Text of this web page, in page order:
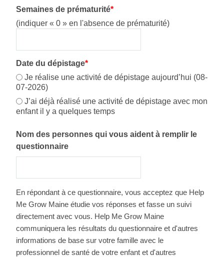
Semaines de prématurité*
(indiquer « 0 » en l'absence de prématurité)
Date du dépistage*
Je réalise une activité de dépistage aujourd’hui (08-
07-2026)
J’ai déjà réalisé une activité de dépistage avec mon
enfant il y a quelques temps
Nom des personnes qui vous aident à remplir le
questionnaire
En répondant à ce questionnaire, vous acceptez que Help
Me Grow Maine étudie vos réponses et fasse un suivi
directement avec vous. Help Me Grow Maine
communiquera les résultats du questionnaire et d'autres
informations de base sur votre famille avec le
professionnel de santé de votre enfant et d'autres